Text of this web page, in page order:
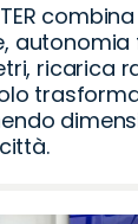
combina
autonomia
ricarica